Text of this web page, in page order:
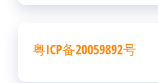
粤ICP备20059892号